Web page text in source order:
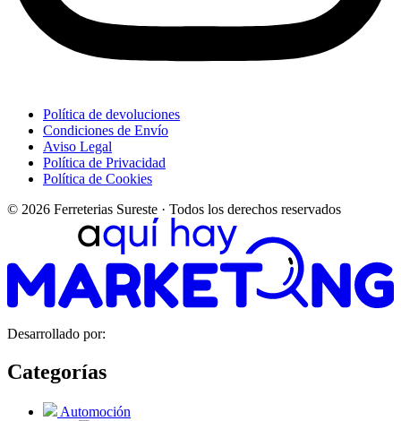
Política de devoluciones
Condiciones de Envío
Aviso Legal
Política de Privacidad
Política de Cookies
© 2026 Ferreterias Sureste · Todos los derechos reservados
Desarrollado por:
Categorías
Automoción